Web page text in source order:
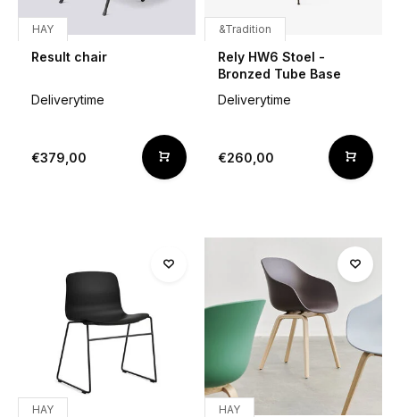
HAY
Result chair
Deliverytime
€379,00
&Tradition
Rely HW6 Stoel -
Bronzed Tube Base
Deliverytime
€260,00
HAY HAY